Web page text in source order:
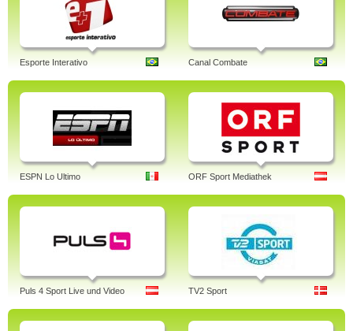
Esporte Interativo Canal Combate
ESPN Lo Ultimo ORF Sport Mediathek
Puls 4 Sport Live und Video TV2 Sport